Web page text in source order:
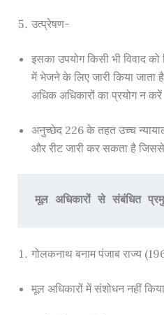
उत्प्रेषण-
इसका उपयोग किसी भी विवाद
में भेजने के लिए जारी किया
अधिक अधिकारों का प्रयोग न करें
अनुच्छेद 226 के तहत उच्च
और रीट जारी कर सकता है जिससे
मूल अधिकारों से संबंधित
गोलकनाथ बनाम पंजाब राज्य
मूल अधिकारों में संशोधन नहीं